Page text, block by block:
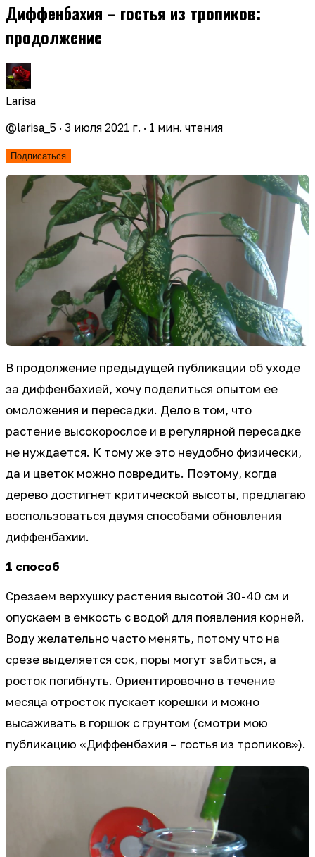
Диффенбахия – гостья из тропиков:
продолжение
Larisa
@larisa_5 · 3 июля 2021 г. · 1 мин. чтения
Подписаться
В продолжение предыдущей публикации об уходе
за диффенбахией, хочу поделиться опытом ее
омоложения и пересадки. Дело в том, что
растение высокорослое и в регулярной пересадке
не нуждается. К тому же это неудобно физически,
да и цветок можно повредить. Поэтому, когда
дерево достигнет критической высоты, предлагаю
воспользоваться двумя способами обновления
диффенбахии.
1 способ
Срезаем верхушку растения высотой 30-40 см и
опускаем в емкость с водой для появления корней.
Воду желательно часто менять, потому что на
срезе выделяется сок, поры могут забиться, а
росток погибнуть. Ориентировочно в течение
месяца отросток пускает корешки и можно
высаживать в горшок с грунтом (смотри мою
публикацию «Диффенбахия – гостья из тропиков»).